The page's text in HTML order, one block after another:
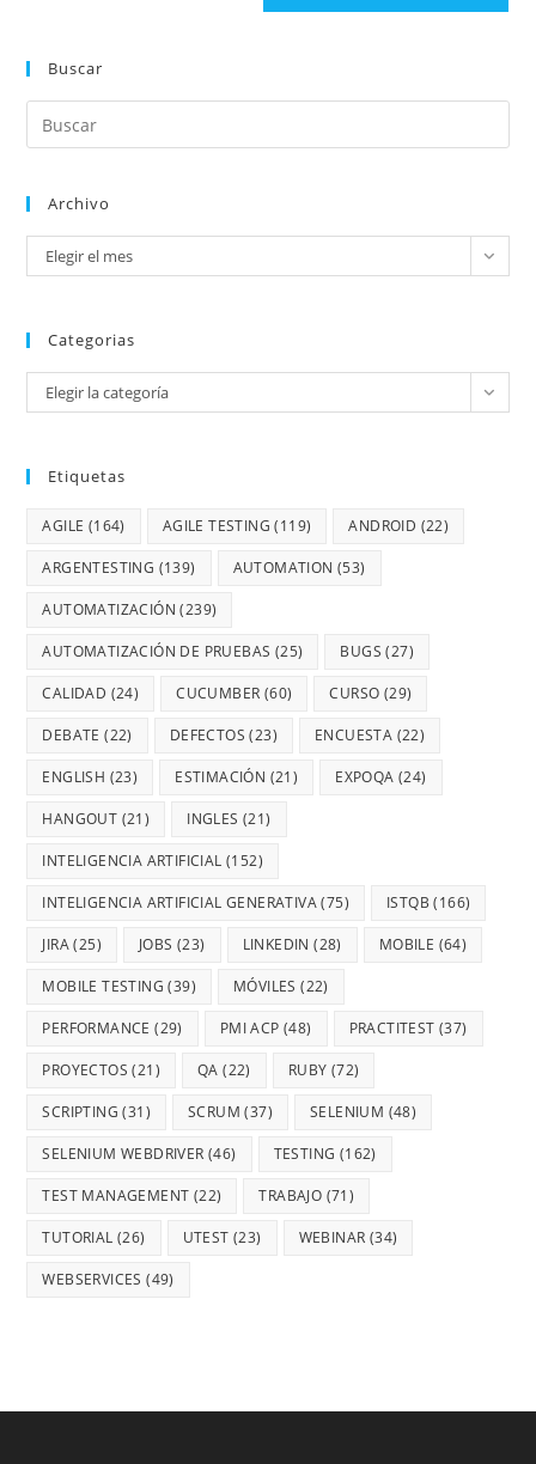
Buscar
Archivo
Elegir el mes
Categorias
Elegir la categoría
Etiquetas
AGILE (164) AGILE TESTING (119) ANDROID (22)
ARGENTESTING (139) AUTOMATION (53)
AUTOMATIZACIÓN (239)
AUTOMATIZACIÓN DE PRUEBAS (25) BUGS (27)
CALIDAD (24) CUCUMBER (60) CURSO (29)
DEBATE (22) DEFECTOS (23) ENCUESTA (22)
ENGLISH (23) ESTIMACIÓN (21) EXPOQA (24)
HANGOUT (21) INGLES (21)
INTELIGENCIA ARTIFICIAL (152)
INTELIGENCIA ARTIFICIAL GENERATIVA(75) ISTQB (166)
JIRA(25) JOBS (23) LINKEDIN (28) MOBILE (64)
MOBILE TESTING (39) MÓVILES (22)
PERFORMANCE (29) PMI ACP (48) PRACTITEST (37)
PROYECTOS (21) QA (22) RUBY (72)
SCRIPTING (31) SCRUM (37) SELENIUM (48)
SELENIUM WEBDRIVER (46) TESTING (162)
TEST MANAGEMENT (22) TRABAJO (71)
TUTORIAL (26) UTEST (23) WEBINAR (34)
WEBSERVICES (49)